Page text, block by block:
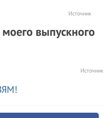
Источник
выпускного
Источник